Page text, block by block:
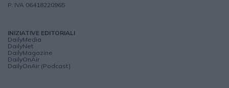
P. IVA 06418220965
INIZIATIVE EDITORIALI
DailyMedia
DailyNet
DailyMagazine
DailyOnAir
DailyOnAir (Podcast)